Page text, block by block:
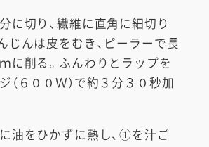
に切り、繊維に直角に細切り
じんは皮をむき、ピーラーで長
に削る。ふんわりとラップを
（６００Ｗ）で約３分３０秒加
油をひかずに熱し、①を汁ご